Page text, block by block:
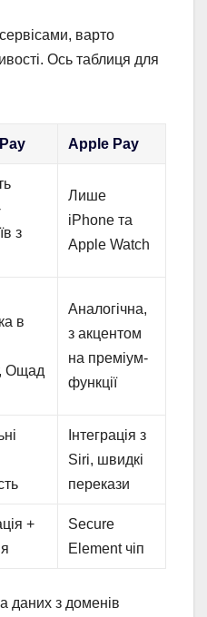
варто
Ось таблиця для
Apple Pay
з
Лише
iPhone та
Apple Watch
в
Ощад
Аналогічна,
з акцентом
на преміум-
функції
Інтеграція з
Siri, швидкі
перекази
+
Secure
Element чіп
даних з доменів